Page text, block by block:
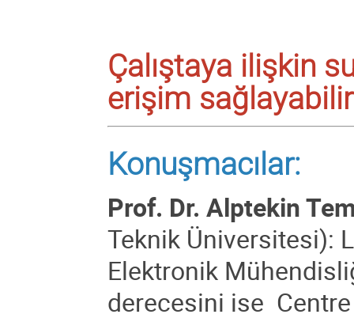
Çalıştaya ilişkin
erişim
Konuşmacılar:
Prof. Dr. Alptekin
Teknik Üniversitesi):
Elektronik
derecesini ise